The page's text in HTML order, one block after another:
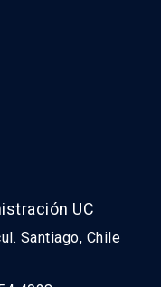
UC
Santiago, Chile